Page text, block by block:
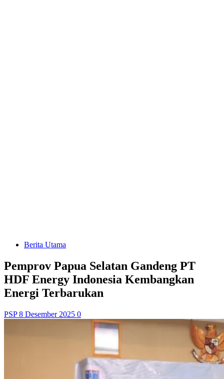
Berita Utama
Pemprov Papua Selatan Gandeng PT
HDF Energy Indonesia Kembangkan
Energi Terbarukan
PSP8 Desember 2025 0